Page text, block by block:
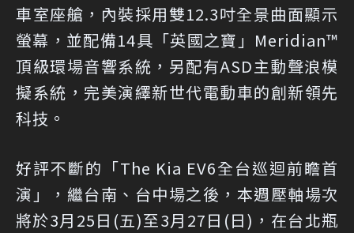
車室座艙，內裝採用雙12.3吋全景曲面顯示
螢幕，並配備14具「英國之寶」Meridian™
頂級環場音響系統，另配有ASD主動聲浪模
擬系統，完美演繹新世代電動車的創新領先
科技。
好評不斷的「The Kia EV6全台巡迴前瞻首
演」，繼台南、台中場之後，本週壓軸場次
將於3月25日(五)至3月27日(日)，在台北瓶